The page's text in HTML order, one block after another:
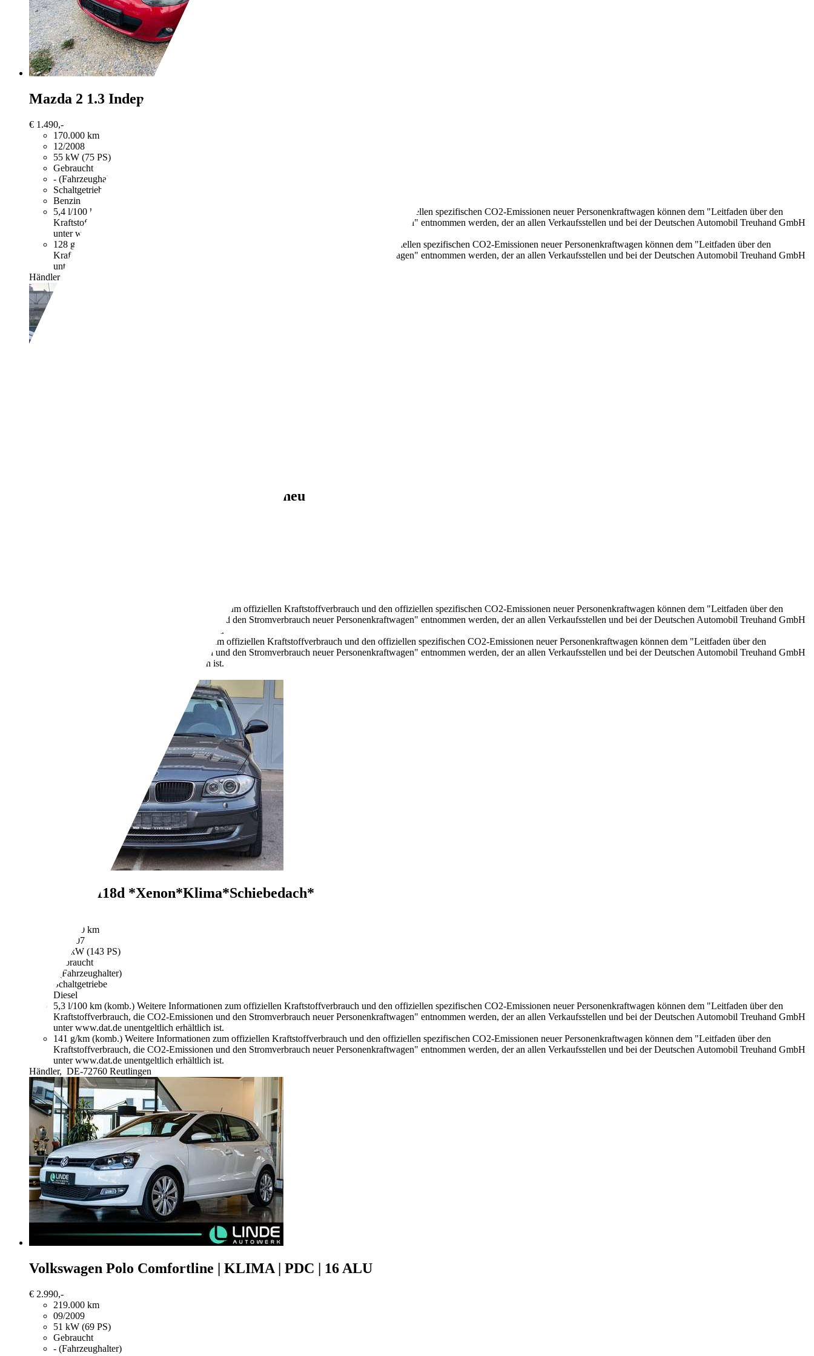
Mazda 2 1.3 Independence Sport (3-trg.)
€ 1.490,-
170.000 km
12/2008
55 kW (75 PS)
Gebraucht
- (Fahrzeughalter)
Schaltgetriebe
Benzin
5,4 l/100 km (komb.)
Weitere Informationen zum offiziellen Kraftstoffverbrauch und den offiziellen spezifischen CO2-Emissionen neuer Personenkraftwagen können dem "Leitfaden über den
Kraftstoffverbrauch, die CO2-Emissionen und den Stromverbrauch neuer Personenkraftwagen" entnommen werden, der an allen Verkaufsstellen und bei der Deutschen Automobil Treuhand GmbH
unter www.dat.de unentgeltlich erhältlich ist.
128 g/km (komb.)
Weitere Informationen zum offiziellen Kraftstoffverbrauch und den offiziellen spezifischen CO2-Emissionen neuer Personenkraftwagen können dem "Leitfaden über den
Kraftstoffverbrauch, die CO2-Emissionen und den Stromverbrauch neuer Personenkraftwagen" entnommen werden, der an allen Verkaufsstellen und bei der Deutschen Automobil Treuhand GmbH
unter www.dat.de unentgeltlich erhältlich ist.
Händler,
Top TÜV und HU neu
Weitere Informationen zum offiziellen Kraftstoffverbrauch und den offiziellen spezifischen CO2-Emissionen neuer Personenkraftwagen können dem "Leitfaden über den
Kraftstoffverbrauch, die CO2-Emissionen und den Stromverbrauch neuer Personenkraftwagen" entnommen werden, der an allen Verkaufsstellen und bei der Deutschen Automobil Treuhand GmbH
unter www.dat.de unentgeltlich erhältlich ist.
Weitere Informationen zum offiziellen Kraftstoffverbrauch und den offiziellen spezifischen CO2-Emissionen neuer Personenkraftwagen können dem "Leitfaden über den
Kraftstoffverbrauch, die CO2-Emissionen und den Stromverbrauch neuer Personenkraftwagen" entnommen werden, der an allen Verkaufsstellen und bei der Deutschen Automobil Treuhand GmbH
unter www.dat.de unentgeltlich erhältlich ist.
118d *Xenon*Klima*Schiebedach*
145.400 km
08/2007
105 kW (143 PS)
Gebraucht
- (Fahrzeughalter)
Schaltgetriebe
Diesel
5,3 l/100 km (komb.) Weitere Informationen zum offiziellen Kraftstoffverbrauch und den offiziellen spezifischen CO2-Emissionen neuer Personenkraftwagen können dem "Leitfaden über den
Kraftstoffverbrauch, die CO2-Emissionen und den Stromverbrauch neuer Personenkraftwagen" entnommen werden, der an allen Verkaufsstellen und bei der Deutschen Automobil Treuhand GmbH
unter www.dat.de unentgeltlich erhältlich ist.
141 g/km (komb.) Weitere Informationen zum offiziellen Kraftstoffverbrauch und den offiziellen spezifischen CO2-Emissionen neuer Personenkraftwagen können dem "Leitfaden über den
Kraftstoffverbrauch, die CO2-Emissionen und den Stromverbrauch neuer Personenkraftwagen" entnommen werden, der an allen Verkaufsstellen und bei der Deutschen Automobil Treuhand GmbH
unter www.dat.de unentgeltlich erhältlich ist.
Händler, DE-72760 Reutlingen
Volkswagen Polo Comfortline | KLIMA | PDC | 16 ALU
€ 2.990,-
219.000 km
09/2009
51 kW (69 PS)
Gebraucht
- (Fahrzeughalter)